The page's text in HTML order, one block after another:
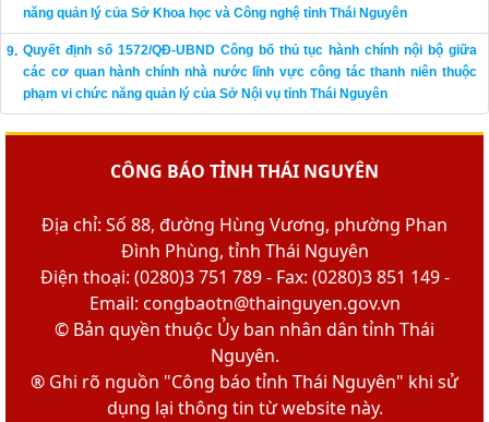
năng quản lý của Sở Khoa học và Công nghệ tỉnh Thái Nguyên
Quyết định số 1572/QĐ-UBND Công bố thủ tục hành chính nội bộ giữa
các cơ quan hành chính nhà nước lĩnh vực công tác thanh niên thuộc
phạm vi chức năng quản lý của Sở Nội vụ tỉnh Thái Nguyên
CÔNG BÁO TỈNH THÁI NGUYÊN
Địa chỉ: Số 88, đường Hùng Vương, phường Phan
Đình Phùng, tỉnh Thái Nguyên
Điện thoại: (0280)3 751 789 - Fax: (0280)3 851 149 -
Email: congbaotn@thainguyen.gov.vn
© Bản quyền thuộc Ủy ban nhân dân tỉnh Thái
Nguyên.
® Ghi rõ nguồn "Công báo tỉnh Thái Nguyên" khi sử
dụng lại thông tin từ website này.